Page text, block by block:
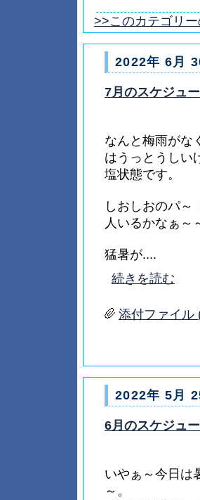
>>このカテゴリ
2022年 6月
7月のスケジュ
なんと梅雨がな
はうっとうしい
塩状態です。
しおしおのパ～
人いるかなぁ～
猛暑が....
続きを読む
添付ファイル
2022年 5月
6月のスケジュ
いやぁ～今日は
～。